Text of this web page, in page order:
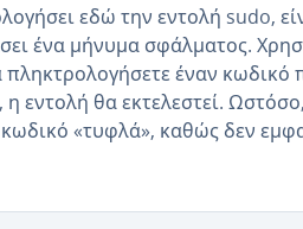
εδώ την εντολή sudo,
ένα μήνυμα σφάλματος.
πληκτρολογήσετε έναν
η εντολή θα εκτελεστεί.
«τυφλά», καθώς δεν